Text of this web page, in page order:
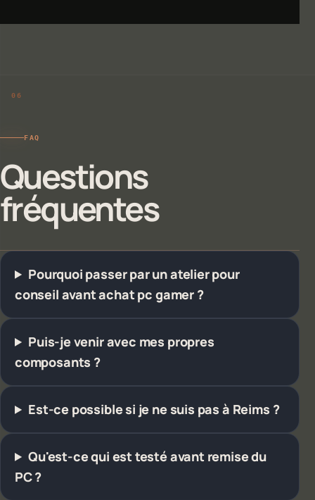
FAQ
Questions
fréquentes
Pourquoi passer par un atelier pour
conseil avant achat pc gamer ?
Puis-je venir avec mes propres
composants ?
Est-ce possible si je ne suis pas à Reims ?
Qu'est-ce qui est testé avant remise du
PC ?